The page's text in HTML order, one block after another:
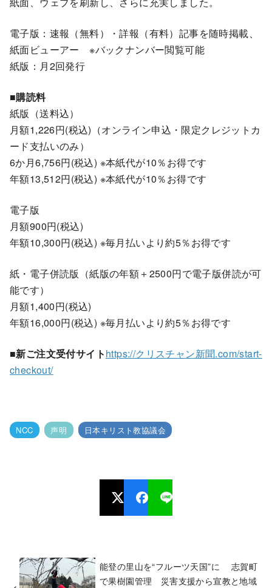
電子版：速報（無料）・詳報（有料）記事を随時掲載、
紙面ビューアー ※バックナンバー閲覧可能
紙版：月2回発行
■購読料
紙版（送料込）
月額1,226円(税込)（オンライン申込・限定クレジットカ
ード支払いのみ）
6か月6,756円(税込) ※本紙代が10％お得です
年額13,512円(税込) ※本紙代が10％お得です
電子版
月額900円(税込)
年額10,300円(税込) ※毎月払いより約5％お得です
紙・電子併読版（紙版の年額＋2500円で電子版併読が可
能です）
月額1,400円(税込)
年額16,000円(税込) ※毎月払いより約5％お得です
■新ご注文受付サイトhttps://クリスチャン新聞.com/start-
checkout/
NCC 声明 日本キリスト教協議会
能登の里山を“フルーツ天国”に 志賀町
で果樹園管理 災害支援から宣教と地域